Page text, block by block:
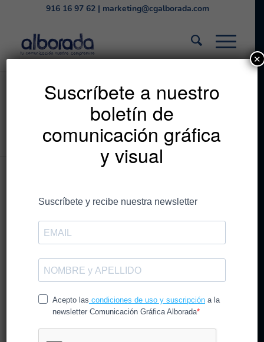
916 16 97 62| marketing@cgalborada.com
Listado de la etiqueta:
Packaging
Estás en: Inicio / Packaging
Entradas
Tendencias en diseño de
packaging 2026
Suscríbete a nuestro
boletín de
comunicación gráfica
y visual
✕